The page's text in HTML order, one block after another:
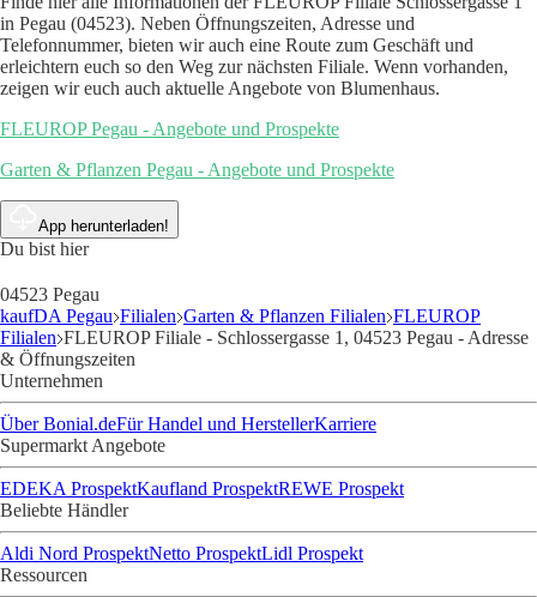
in Pegau (04523). Neben Öffnungszeiten, Adresse und
Telefonnummer, bieten wir auch eine Route zum Geschäft und
erleichtern euch so den Weg zur nächsten Filiale. Wenn vorhanden,
zeigen wir euch auch aktuelle Angebote von Blumenhaus.
FLEUROP Pegau - Angebote und Prospekte
Garten & Pflanzen Pegau - Angebote und Prospekte
App herunterladen!
Du bist hier
04523 Pegau
kaufDA Pegau Filialen Garten & Pflanzen Filialen FLEUROP
Filialen FLEUROP Filiale - Schlossergasse 1, 04523 Pegau - Adresse
& Öffnungszeiten
Unternehmen
Über Bonial.deFür Handel und HerstellerKarriere
Supermarkt Angebote
EDEKA ProspektKaufland ProspektREWE Prospekt
Beliebte Händler
Aldi Nord ProspektNetto ProspektLidl Prospekt
Ressourcen